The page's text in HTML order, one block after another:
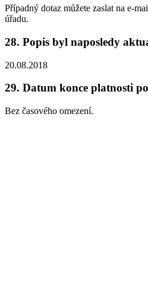
Případný dotaz můžete zaslat na e-
úřadu.
28. Popis byl naposledy
20.08.2018
29. Datum konce platnosti
Bez časového omezení.